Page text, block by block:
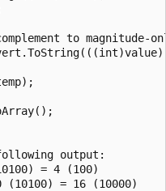
to magnitude-
output:
= 4 (100)
= 16 (10000)